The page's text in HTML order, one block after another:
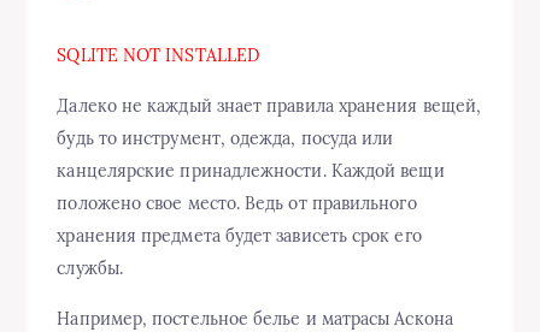
SQLITE NOT INSTALLED
Далеко не каждый знает правила хранения вещей,
будь то инструмент, одежда, посуда или
канцелярские принадлежности. Каждой вещи
положено свое место. Ведь от правильного
хранения предмета будет зависеть срок его
службы.
Например, постельное белье и матрасы Аскона